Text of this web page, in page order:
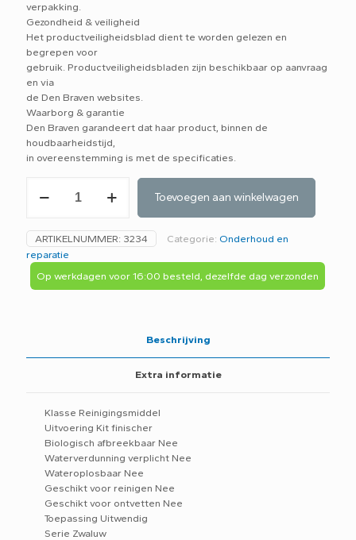
verpakking.
Gezondheid & veiligheid
Het productveiligheidsblad dient te worden gelezen en
begrepen voor
gebruik. Productveiligheidsbladen zijn beschikbaar op aanvraag
en via
de Den Braven websites.
Waarborg & garantie
Den Braven garandeert dat haar product, binnen de
houdbaarheidstijd,
in overeenstemming is met de specificaties.
Braven
mixed
finisher
spray
flacon
a
Toevoegen aan winkelwagen
ARTIKELNUMMER: 3234 Categorie: Onderhoud en
reparatie
Op werkdagen voor 16:00 besteld, dezelfde dag verzonden
Beschrijving
Extra informatie
Klasse Reinigingsmiddel
Uitvoering Kit finischer
Biologisch afbreekbaar Nee
Waterverdunning verplicht Nee
Wateroplosbaar Nee
Geschikt voor reinigen Nee
Geschikt voor ontvetten Nee
Toepassing Uitwendig
Serie Zwaluw